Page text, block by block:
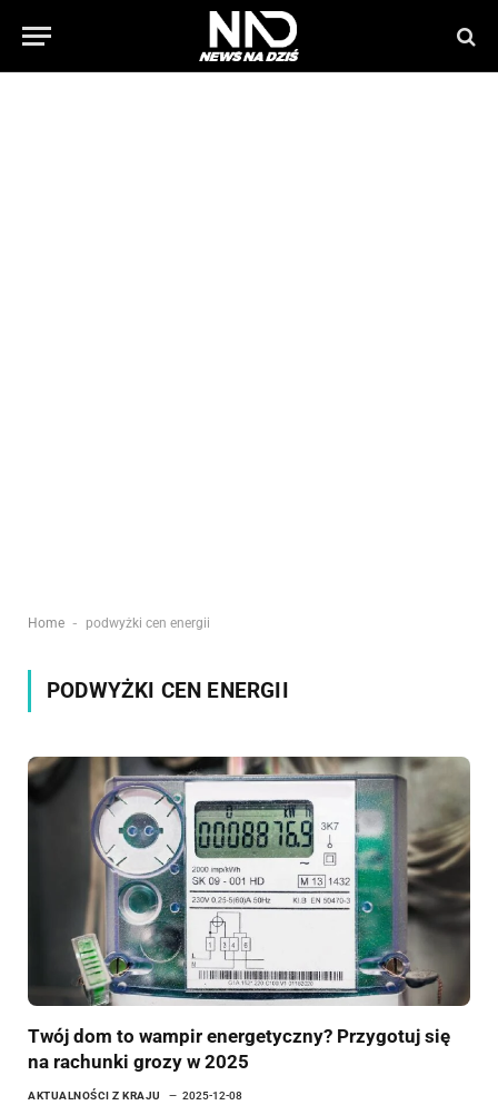
Home - podwyżki cen energii
PODWYŻKI CEN ENERGII
Twój dom to wampir energetyczny? Przygotuj się
na rachunki grozy w 2025
AKTUALNOŚCI Z KRAJU 2025-12-08